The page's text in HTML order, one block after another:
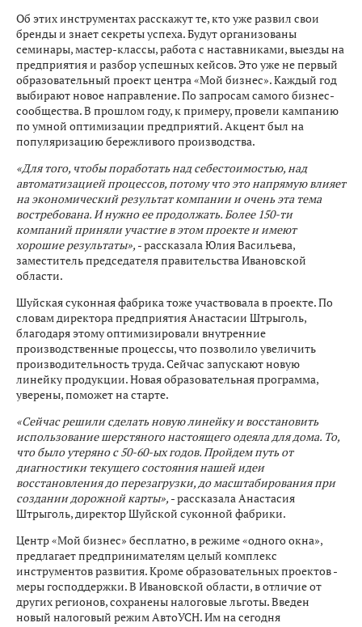
Об этих инструментах расскажут те, кто уже развил свои
бренды и знает секреты успеха. Будут организованы
семинары, мастер-классы, работа с наставниками, выезды на
предприятия и разбор успешных кейсов. Это уже не первый
образовательный проект центра «Мой бизнес». Каждый год
выбирают новое направление. По запросам самого бизнес-
сообщества. В прошлом году, к примеру, провели кампанию
по умной оптимизации предприятий. Акцент был на
популяризацию бережливого производства.
«Для того, чтобы поработать над себестоимостью, над
автоматизацией процессов, потому что это напрямую влияет
на экономический результат компании и очень эта тема
востребована. И нужно ее продолжать. Более 150-ти
компаний приняли участие в этом проекте и имеют
хорошие результаты», - рассказала Юлия Васильева,
заместитель председателя правительства Ивановской
области.
Шуйская суконная фабрика тоже участвовала в проекте. По
словам директора предприятия Анастасии Штрыголь,
благодаря этому оптимизировали внутренние
производственные процессы, что позволило увеличить
производительность труда. Сейчас запускают новую
линейку продукции. Новая образовательная программа,
уверены, поможет на старте.
«Сейчас решили сделать новую линейку и восстановить
использование шерстяного настоящего одеяла для дома. То,
что было утеряно с 50-60-ых годов. Пройдем путь от
диагностики текущего состояния нашей идеи
восстановления до перезагрузки, до масштабирования при
создании дорожной карты», - рассказала Анастасия
Штрыголь, директор Шуйской суконной фабрики.
Центр «Мой бизнес» бесплатно, в режиме «одного окна»,
предлагает предпринимателям целый комплекс
инструментов развития. Кроме образовательных проектов -
меры господдержки. В Ивановской области, в отличие от
других регионов, сохранены налоговые льготы. Введен
новый налоговый режим АвтоУСН. Им на сегодня